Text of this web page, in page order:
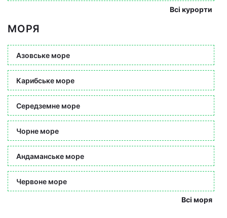
Всі курорти
МОРЯ
Азовське море
Карибське море
Середземне море
Чорне море
Андаманське море
Червоне море
Всі моря